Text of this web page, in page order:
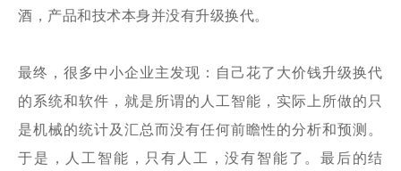
酒，产品和技术本身并没有升级换代。
最终，很多中小企业主发现：自己花了大价钱升级换代
的系统和软件，就是所谓的人工智能，实际上所做的只
是机械的统计及汇总而没有任何前瞻性的分析和预测。
于是，人工智能，只有人工，没有智能了。最后的结